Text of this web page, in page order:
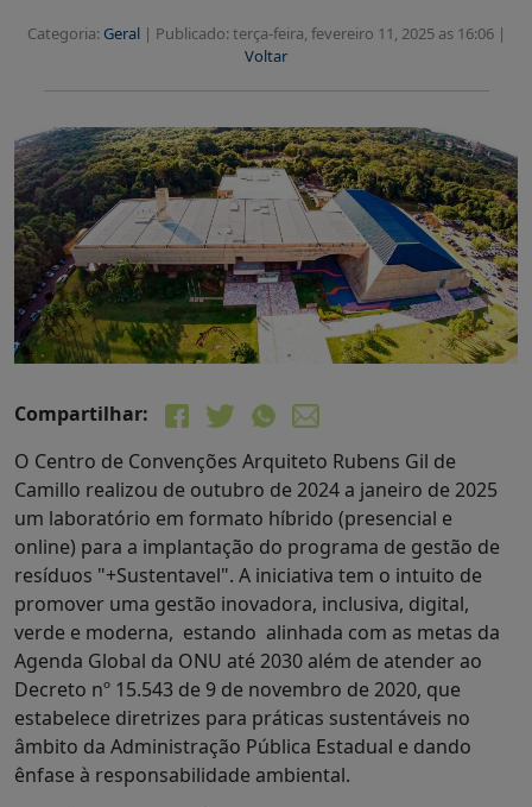
Categoria: Geral| Publicado: terça-feira, fevereiro 11, 2025 as 16:06 |
Voltar
Compartilhar:
O Centro de Convenções Arquiteto Rubens Gil de
Camillo realizou de outubro de 2024 a janeiro de 2025
um laboratório em formato híbrido (presencial e
online) para a implantação do programa de gestão de
resíduos "+Sustentavel". A iniciativa tem o intuito de
promover uma gestão inovadora, inclusiva, digital,
verde e moderna, estando alinhada com as metas da
Agenda Global da ONU até 2030 além de atender ao
Decreto nº 15.543 de 9 de novembro de 2020, que
estabelece diretrizes para práticas sustentáveis no
âmbito da Administração Pública Estadual e dando
ênfase à responsabilidade ambiental.